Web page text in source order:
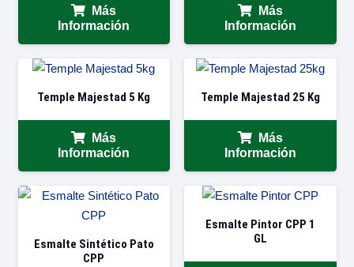
Más
Información
Más
Información
Temple Majestad 5 Kg
Más
Información
Temple Majestad 25 Kg
Más
Información
Esmalte Sintético Pato
CPP
Esmalte Pintor CPP 1
GL